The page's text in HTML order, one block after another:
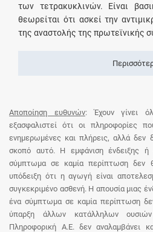
των τετρακυκλινών. Είναι
θεωρείται ότι ασκεί την
της αναστολής της πρωτεϊνικής
Αποποίηση ευθυνών: Έχουν γίνει
εξασφαλιστεί ότι οι πληροφορίες
ενημερωμένες και πλήρεις, αλλά δεν
σκοπό αυτό. Η εμφάνιση ένδειξης
σύμπτωμα σε καμία περίπτωση δεν
υπόδειξη ότι η αγωγή είναι
συγκεκριμένο ασθενή. Η απουσία μιας
ένα σύμπτωμα σε καμία περίπτωση
ύπαρξη άλλων κατάλληλων
Πληροφορική Α.Ε. δεν αναλαμβάνει